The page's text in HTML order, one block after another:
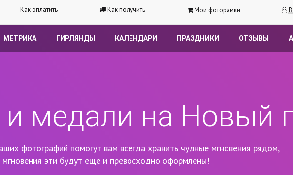
Как оплатить Как получить Мои фоторамки
МЕТРИКА ГИРЛЯНДЫ КАЛЕНДАРИ ПРАЗДНИКИ ОТЗЫВЫ
медали на Новый
фотографий помогут вам всегда хранить чудные мгновения рядом,
мгновения эти будут еще и превосходно оформлены!